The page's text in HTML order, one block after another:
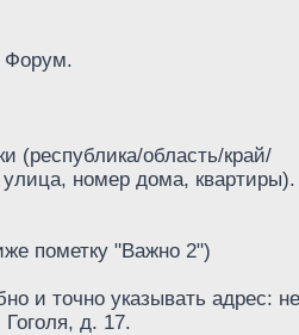
Форум.
(республика/область/край/
улица, номер дома, квартиры).
пометку "Важно 2")
и точно указывать адрес: не
д. 17.